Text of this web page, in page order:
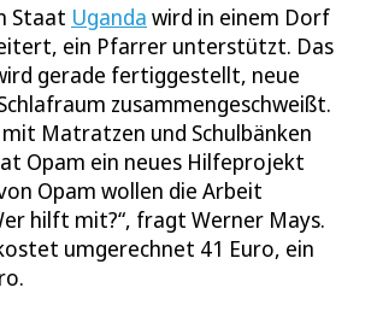
Staat Uganda wird in einem Dorf
ein Pfarrer unterstützt. Das
gerade fertiggestellt, neue
zusammengeschweißt.
mit Matratzen und Schulbänken
Opam ein neues Hilfeprojekt
Opam wollen die Arbeit
hilft mit?“, fragt Werner Mays.
umgerechnet 41 Euro, ein